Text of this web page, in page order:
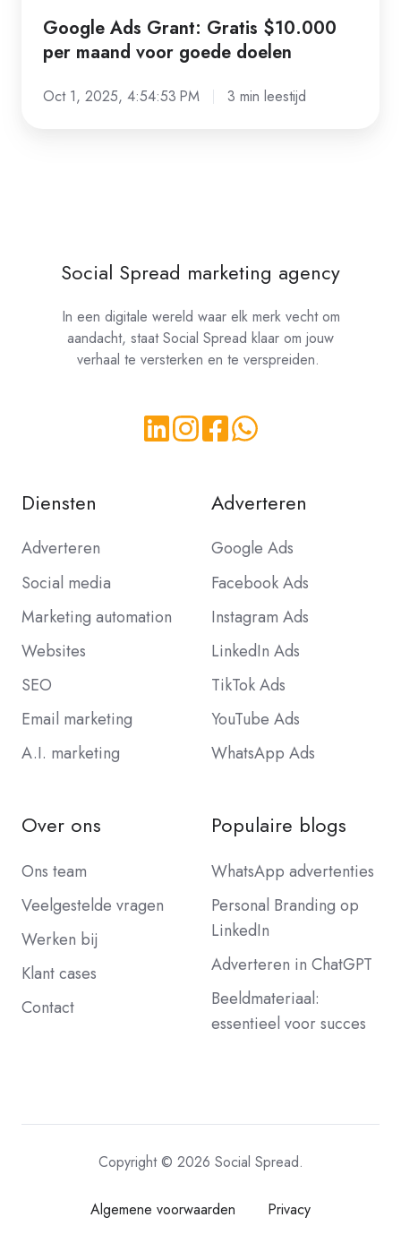
Google Ads Grant: Gratis $10.000
per maand voor goede doelen
Oct 1, 2025, 4:54:53 PM 3 min leestijd
Social Spread marketing agency
In een digitale wereld waar elk merk vecht om
aandacht, staat Social Spread klaar om jouw
verhaal te versterken en te verspreiden.
Diensten
Adverteren
Social media
Marketing automation
Websites
SEO
Email marketing
A.I. marketing
Adverteren
Google Ads
Facebook Ads
Instagram Ads
LinkedIn Ads
TikTok Ads
YouTube Ads
WhatsApp Ads
Over ons
Ons team
Veelgestelde vragen
Werken bij
Klant cases
Contact
Populaire blogs
WhatsApp advertenties
Personal Branding op
LinkedIn
Adverteren in ChatGPT
Beeldmateriaal:
essentieel voor succes
Copyright © 2026 Social Spread.
Algemene voorwaarden Privacy